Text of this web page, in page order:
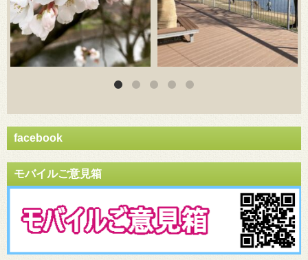
facebook
モバイルご意見箱